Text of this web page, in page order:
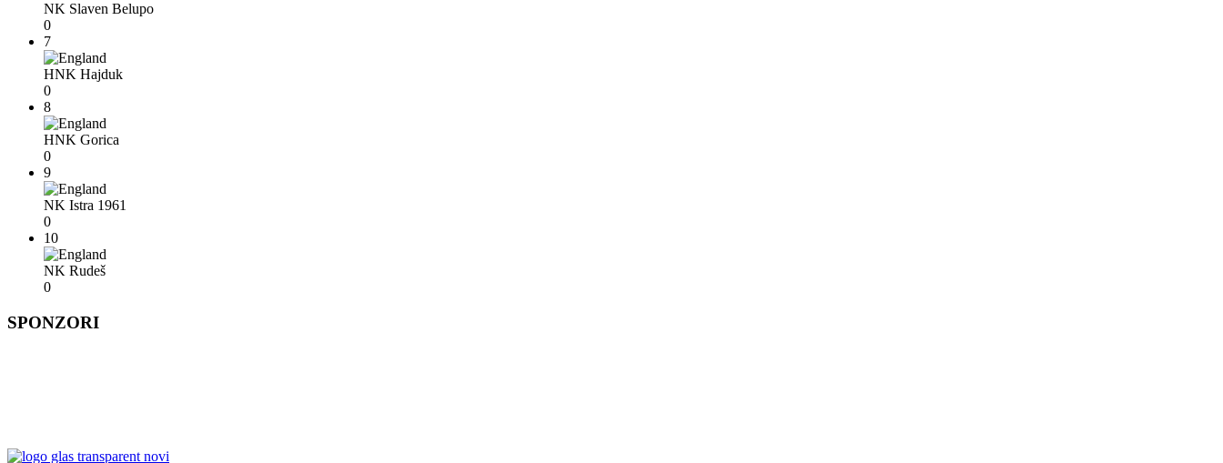
NK Slaven Belupo
0
7
HNK Hajduk
0
8
HNK Gorica
0
9
NK Istra 1961
0
10
NK Rudeš
0
SPONZORI